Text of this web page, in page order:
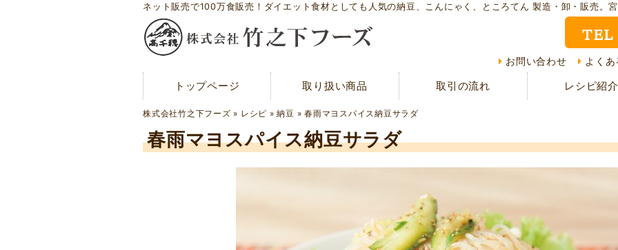
ネット販売で100万食販売！ダイエット食材としても人気の納豆、こんにゃく、ところてん 製造・卸・販売。
TEL
お問い合わせ よく
トップページ 取り扱い商品 取引の流れ レシピ紹介
株式会社竹之下フーズ » レシピ »納豆 » 春雨マヨスパイス納豆サラダ
春雨マヨスパイス納豆サラダ
トップページ レシ
メディア紹介 CMギャラリー お客
会社概要 現在の取り組み 取引
サイトマップ